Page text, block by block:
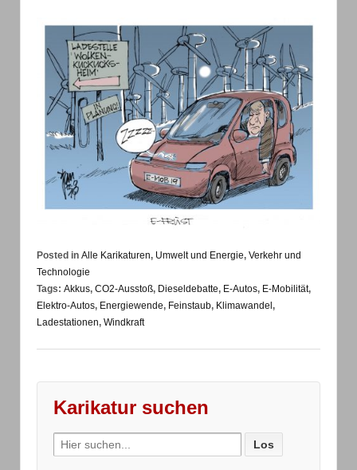
Posted in Alle Karikaturen, Umwelt und Energie, Verkehr und
Technologie
Tags: Akkus, CO2-Ausstoß, Dieseldebatte, E-Autos, E-Mobilität,
Elektro-Autos, Energiewende, Feinstaub, Klimawandel ,
Ladestationen, Windkraft
Karikatur suchen
Search
for: